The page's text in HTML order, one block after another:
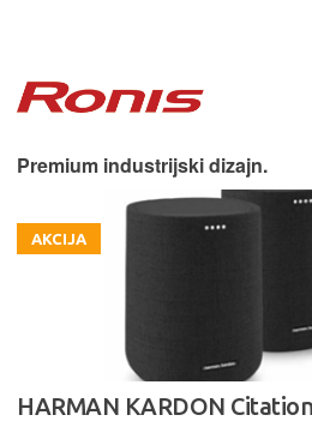
Premium industrijski dizajn.
AKCIJA
HARMAN KARDON